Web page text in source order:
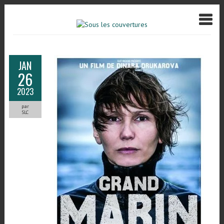
JAN
26
2023
par
SLC